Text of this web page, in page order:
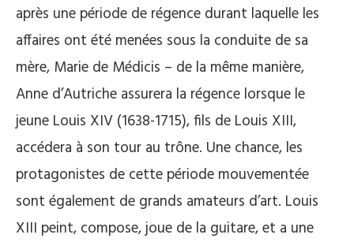
après une période de régence durant laquelle les
affaires ont été menées sous la conduite de sa
mère, Marie de Médicis – de la même manière,
Anne d’Autriche assurera la régence lorsque le
jeune Louis XIV (1638-1715), fils de Louis XIII,
accédera à son tour au trône. Une chance, les
protagonistes de cette période mouvementée
sont également de grands amateurs d’art. Louis
XIII peint, compose, joue de la guitare, et a une